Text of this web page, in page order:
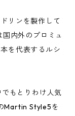
リンを製作して
内外のプロミュ
を代表するルシ
もとりわけ人気
Martin Style5を